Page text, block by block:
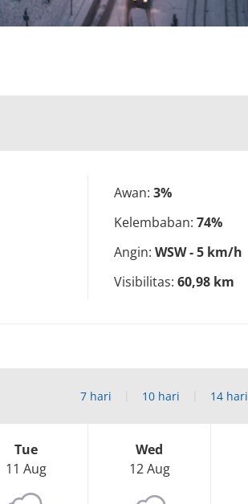
Awan: 3%
Kelembaban: 74%
Angin: WSW - 5 km/h
Visibilitas: 60,98 km
7 hari 10 hari 14 hari
Tue
11 Aug
Wed
12 Aug